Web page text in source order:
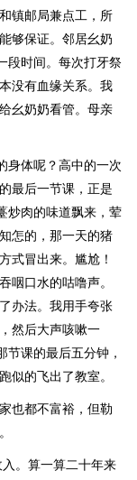
镇邮局兼点工，所
够保证。邻居幺奶
段时间。每次打牙祭
没有血缘关系。我
幺奶奶看管。母亲
身体呢？高中的一次
最后一节课，正是
炒肉的味道飘来，荤
怎的，那一天的猪
式冒出来。尴尬！
咽口水的咕噜声。
办法。我用手夸张
然后大声咳嗽一
节课的最后五分钟，
似的飞出了教室。
也都不富裕，但勒
。算一算二十年来